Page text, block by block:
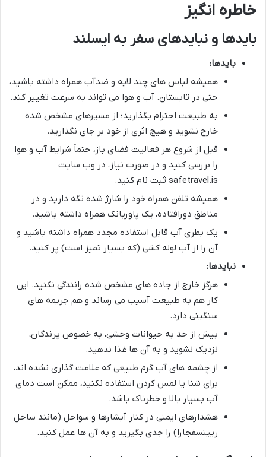
خاطره انگیز
بایدها و نبایدهای سفر به ایسلند
بایدها:
همیشه لباس های چند لایه و ضدآب همراه داشته باشید،
حتی در تابستان. آب و هوا می تواند به سرعت تغییر کند.
به طبیعت احترام بگذارید؛ از مسیرهای مشخص شده
خارج نشوید و هیچ اثری از خود بر جای نگذارید.
قبل از شروع هر فعالیت فضای باز، حتماً شرایط آب و هوا
را بررسی کنید و در صورت نیاز، در وب سایت
safetravel.is ثبت نام کنید.
همیشه تلفن همراه خود را شارژ شده نگه دارید و در
مناطق دورافتاده، یک پاوربانک همراه داشته باشید.
یک بطری آب قابل استفاده مجدد همراه داشته باشید و
آن را از آب لوله کشی (که بسیار تمیز است) پر کنید.
نبایدها:
هرگز خارج از جاده های مشخص شده رانندگی نکنید. این
کار هم به طبیعت آسیب می رساند و هم جریمه های
سنگینی دارد.
بیش از حد به حیوانات وحشی، به خصوص پرندگان،
نزدیک نشوید و به آن ها غذا ندهید.
از چشمه های آب گرم طبیعی که علامت گذاری نشده اند،
برای شنا یا لمس کردن استفاده نکنید، ممکن است دمای
آب بسیار بالا و خطرناک باشد.
هشدارهای ایمنی در کنار آبشارها و سواحل (مانند ساحل
ریینسفجارا) را جدی بگیرید و به آن ها عمل کنید.